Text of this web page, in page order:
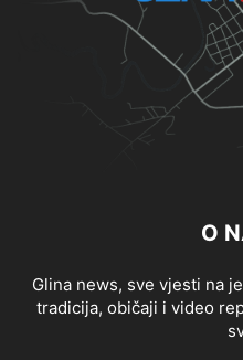
O
Glina news, sve vjesti na
tradicija, običaji i video